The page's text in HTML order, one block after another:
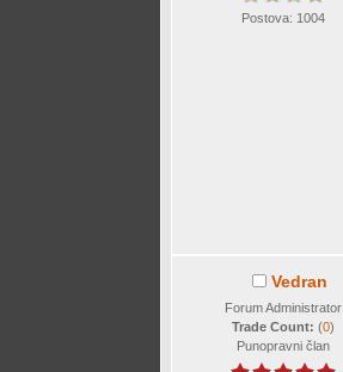
Postova: 1004
Vedran
Forum Administrator
Trade Count:(0)
Punopravni član